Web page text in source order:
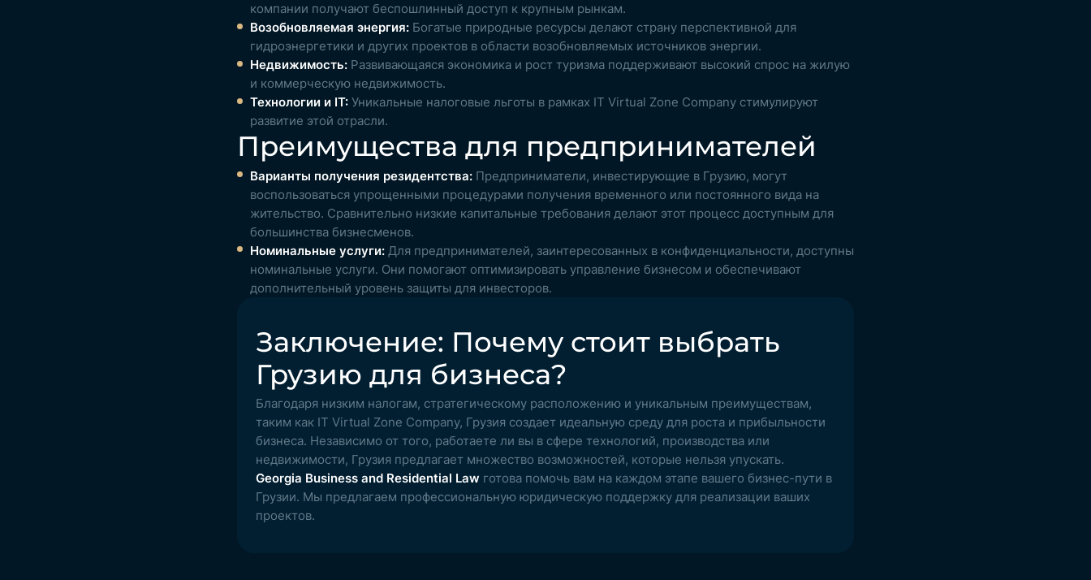
компании получают беспошлинный доступ к крупным рынкам.
Возобновляемая энергия:Богатые природные ресурсы делают страну перспективной для
гидроэнергетики и других проектов в области возобновляемых источников энергии.
Недвижимость:Развивающаяся экономика и рост туризма поддерживают высокий спрос на жилую
и коммерческую недвижимость.
Технологии и IT:Уникальные налоговые льготы в рамках IT Virtual Zone Company стимулируют
развитие этой отрасли.
Преимущества для предпринимателей
Варианты получения резидентства: Предприниматели, инвестирующие в Грузию, могут
воспользоваться упрощенными процедурами получения временного или постоянного вида на
жительство. Сравнительно низкие капитальные требования делают этот процесс доступным для
большинства бизнесменов.
Номинальные услуги:Для предпринимателей, заинтересованных в конфиденциальности, доступны
номинальные услуги. Они помогают оптимизировать управление бизнесом и обеспечивают
дополнительный уровень защиты для инвесторов.
Заключение: Почему стоит выбрать
Грузию для бизнеса?
Благодаря низким налогам, стратегическому расположению и уникальным преимуществам,
таким как IT Virtual Zone Company, Грузия создает идеальную среду для роста и прибыльности
бизнеса. Независимо от того, работаете ли вы в сфере технологий, производства или
недвижимости, Грузия предлагает множество возможностей, которые нельзя упускать.
Georgia Business and Residential Law готова помочь вам на каждом этапе вашего бизнес-пути в
Грузии. Мы предлагаем профессиональную юридическую поддержку для реализации ваших
проектов.